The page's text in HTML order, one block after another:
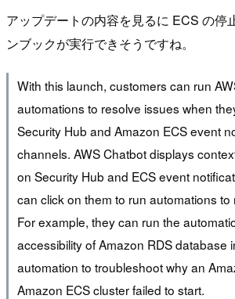
アップデートの内容を見るに ECS の停
ンブックが実行できそうですね。
With this launch, customers can run
automations to resolve issues when
Security Hub and Amazon ECS event
channels. AWS Chatbot displays
on Security Hub and ECS event
can click on them to run automations
For example, they can run the
accessibility of Amazon RDS database
automation to troubleshoot why an
Amazon ECS cluster failed to start.